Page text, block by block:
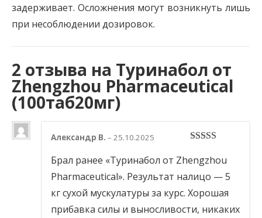
задерживает. Осложнения могут возникнуть лишь
при несоблюдении дозировок.
2 отзыва на Туринабол от
Zhengzhou Pharmaceutical
(100таб20мг)
Александр В. – 25.10.2025
Брал ранее «Туринабол от Zhengzhou
Pharmaceutical». Результат налицо — 5
кг сухой мускулатуры за курс. Хорошая
прибавка силы и выносливости, никаких